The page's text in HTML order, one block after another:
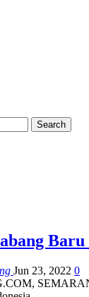
Jun 23, 2022 0